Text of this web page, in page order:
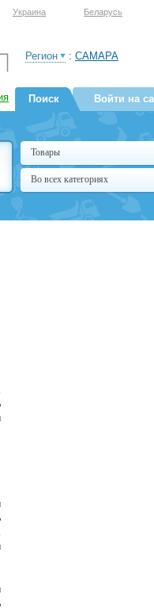
Украина Беларусь
Регион : САМАРА
Поиск Войти на
Товары
Во всех категориях